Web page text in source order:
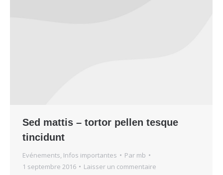
Sed mattis – tortor pellen tesque
tincidunt
Evénements, Infos importantes Par mb
1 septembre 2016
Laisser un commentaire